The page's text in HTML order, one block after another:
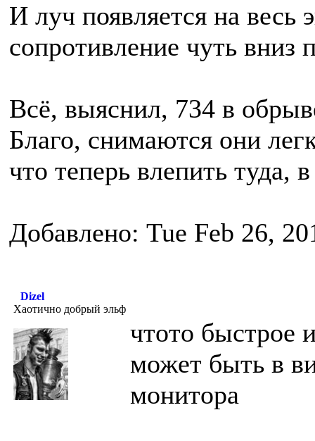
И луч появляется на весь
сопротивление чуть вниз
Всё, выяснил, 734 в
Благо, снимаются они
что теперь влепить туда,
Добавлено: Tue Feb 26,
Dizel
Хаотично добрый эльф
чтото быстрое
может быть в
монитора